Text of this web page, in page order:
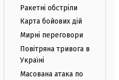
Ракетні обстріли
Карта бойових дій
Мирні переговори
Повітряна тривога в
Україні
Масована атака по